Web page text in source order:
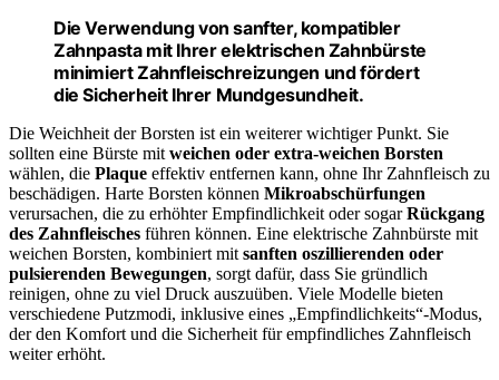
Die Verwendung von sanfter, kompatibler
Zahnpasta mit Ihrer elektrischen Zahnbürste
minimiert Zahnfleischreizungen und fördert
die Sicherheit Ihrer Mundgesundheit.
Die Weichheit der Borsten ist ein weiterer wichtiger Punkt. Sie
sollten eine Bürste mit weichen oder extra-weichen Borsten
wählen, die Plaque effektiv entfernen kann, ohne Ihr Zahnfleisch zu
beschädigen. Harte Borsten können Mikroabschürfungen
verursachen, die zu erhöhter Empfindlichkeit oder sogarRückgang
des Zahnfleisches führen können. Eine elektrische Zahnbürste mit
weichen Borsten, kombiniert mit sanften oszillierenden oder
pulsierenden Bewegungen, sorgt dafür, dass Sie gründlich
reinigen, ohne zu viel Druck auszuüben. Viele Modelle bieten
verschiedene Putzmodi, inklusive eines „Empfindlichkeits“-Modus,
der den Komfort und die Sicherheit für empfindliches Zahnfleisch
weiter erhöht.